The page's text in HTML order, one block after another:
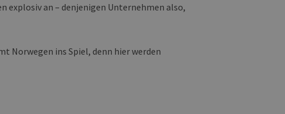
explosiv an – denjenigen Unternehmen also,
Norwegen ins Spiel, denn hier werden